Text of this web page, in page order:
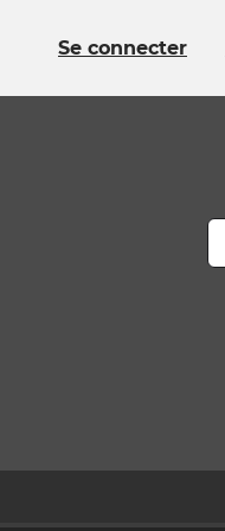
Se connecter